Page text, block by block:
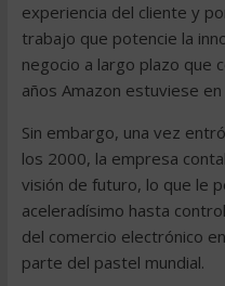
experiencia del cliente y
trabajo que potencie la
negocio a largo plazo que
años Amazon estuviese
Sin embargo, una vez
los 2000, la empresa
visión de futuro, lo que le
aceleradísimo hasta
del comercio electrónico
parte del pastel mundial.